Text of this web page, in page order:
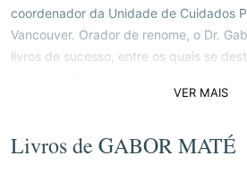
coordenador da Unidade de Cuidados
Vancouver. Orador de renome, o Dr.
livros de sucesso, entre os quais se
obras estão publicadas em cerca de 30
VER MAIS
Livros de GABOR MATÉ